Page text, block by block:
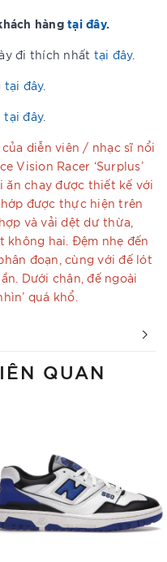
hàng tại đây.
đi thích nhất tại đây.
tại đây.
tại đây.
diễn viên / nhạc sĩ nổi
Vision Racer ‘Surplus’
chay được thiết kế với
được thực hiện trên
và vải dệt dư thừa,
không hai. Đệm nhẹ đến
đoạn, cùng với đế lót
Dưới chân, đế ngoài
quá khổ.
QUAN